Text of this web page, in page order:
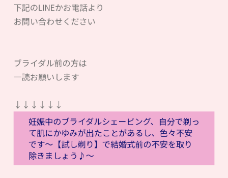
下記のLINEかお電話より
お問い合わせください
ブライダル前の方は
一読お願いします
↓↓↓↓↓↓
妊娠中のブライダルシェービング、自分で剃っ
て肌にかゆみが出たことがあるし、色々不安
です〜【試し剃り】で結婚式前の不安を取り
除きましょう♪〜